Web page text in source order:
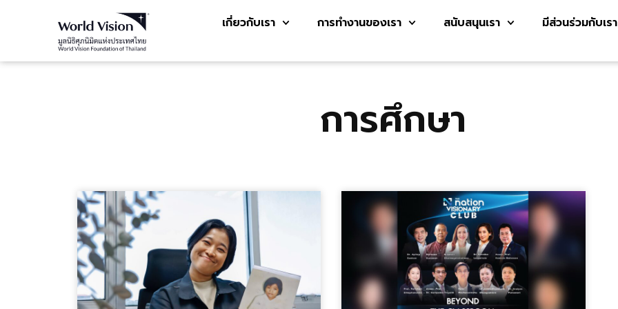
เกี่ยวกับเรา การทำงานของเรา สนับสนุนเรา มีส่วนร่วมกับเรา
การศึกษา